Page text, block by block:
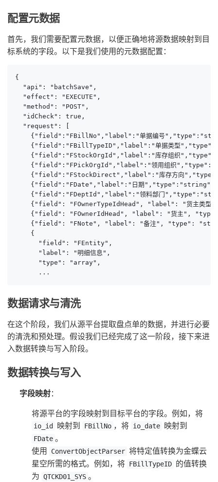
配置元数据
首先，我们需要配置元数据，以便正确地将源数据映射到目
标系统的字段。以下是我们使用的元数据配置：
{
  "api": "batchSave",
  "effect": "EXECUTE",
  "method": "POST",
  "idCheck": true,
  "request": [
{"field":"FBillNo","label":"单据编号
{"field":"FBillTypeID","label":"单据类型
{"field":"FStockOrgId","label":"库存组织
{"field":"FPickOrgId","label":"领用组织
{"field":"FStockDirect","label":"库存方向
{"field":"FDate","label":"日期
{"field":"FDeptId","label":"领料部门
{"field": "FOwnerTypeIdHead", "label": "货主类型
{"field": "FOwnerIdHead", "label": "货主",
{"field": "FNote", "label": "备注", "type":
    {
      "field": "FEntity",
      "label": "明细信息",
      "type": "array",
      ...
数据请求与清洗
在这个阶段，我们从源平台提取盘点单的数据，并进行必要
的清洗和预处理。假设我们已经完成了这一阶段，接下来进
入数据转换与写入阶段。
数据转换与写入
字段映射：
将源平台的字段映射到目标平台的字段。例如，将
io_id 映射到 FBillNo ，将 io_date 映射到
FDate 。
使用
ConvertObjectParser 将特定值转换为金蝶云
星空所需的格式。例如，将 FBillTypeID 的值转换
为 QTCKD01_SYS 。